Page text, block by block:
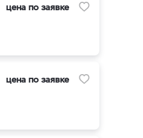
цена по заявке
цена по заявке